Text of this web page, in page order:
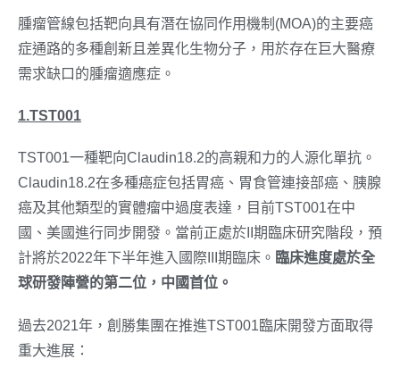
腫瘤管線包括靶向具有潛在協同作用機制(MOA)的主要癌
症通路的多種創新且差異化生物分子，用於存在巨大醫療
需求缺口的腫瘤適應症。
1.TST001
TST001一種靶向Claudin18.2的高親和力的人源化單抗。
Claudin18.2在多種癌症包括胃癌、胃食管連接部癌、胰腺
癌及其他類型的實體瘤中過度表達，目前TST001在中
國、美國進行同步開發。當前正處於II期臨床研究階段，預
計將於2022年下半年進入國際III期臨床。 臨床進度處於全
球研發陣營的第二位，中國首位。
過去2021年，創勝集團在推進TST001臨床開發方面取得
重大進展：